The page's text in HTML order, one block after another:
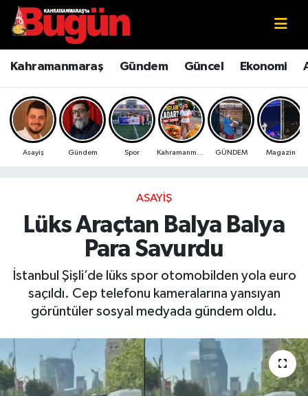
Kahramanmaraş Gündem Güncel Ekonomi
Asayiş Gündem Spor GÜNDEM Magazin
ASAYIŞ
Lüks Araçtan Balya Balya
Para Savurdu
İstanbul Şişli’de lüks spor otomobilden yola euro
saçıldı. Cep telefonu kameralarına yansıyan
görüntüler sosyal medyada gündem oldu.
Kahramanmaraş
Kahramanmaraş Sokak Röportajları
Bilim ve Teknoloji
Çevre
Ekonomi
Güncel
Kültür Sanat
Kahramanmaraş Nöbetçi Eczaneler
Kahramanmaraş Hava Durumu
Kahramanmaraş Namaz Vakitleri
Kahramanmaraş Trafik Yoğunluk Haritası
Süper Lig Puan Durumu ve Fikstür
Tüm Manşetler
Haber Arşivi